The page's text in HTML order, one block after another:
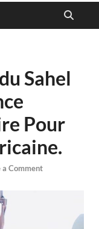
Sahel
Pour
a Comment